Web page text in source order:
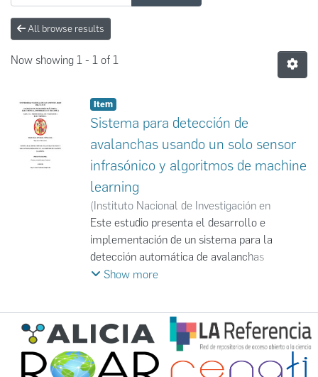
All browse results
Now showing 1 - 1 of 1
Item
Sistema para detección de
avalanchas usando un solo sensor
infrasónico y algoritmos de machine
learning
(Instituto Nacional de Investigación en
Glaciares y Ecosistemas de Montaña
06)Cristian Adriel Benites Condori
Este estudio presenta el desarrollo e
implementación de un sistema para la
detección automática de avalanchas
mediante un único sensor infrasónico,
diferencia de los sistemas tradicionales
basados en arreglos de sensores —costosos y
complejos de instalar— esta propuesta se
Show more